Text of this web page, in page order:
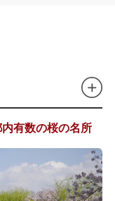
有数の桜の名所